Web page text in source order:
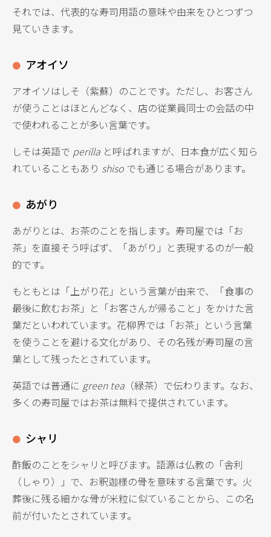
それでは、代表的な寿司用語の意味や由来をひとつずつ
見ていきます。
アオイソ
アオイソはしそ（紫蘇）のことです。ただし、お客さん
が使うことはほとんどなく、店の従業員同士の会話の中
で使われることが多い言葉です。
しそは英語で perilla と呼ばれますが、日本食が広く知ら
れていることもあり shiso でも通じる場合があります。
あがり
あがりとは、お茶のことを指します。寿司屋では「お
茶」を直接そう呼ばず、「あがり」と表現するのが一般
的です。
もともとは「上がり花」という言葉が由来で、「食事の
最後に飲むお茶」と「お客さんが帰ること」をかけた言
葉だといわれています。花柳界では「お茶」という言葉
を使うことを避ける文化があり、その名残が寿司屋の言
葉として残ったとされています。
英語では普通に green tea （緑茶）で伝わります。なお、
多くの寿司屋ではお茶は無料で提供されています。
シャリ
酢飯のことをシャリと呼びます。語源は仏教の「舎利
（しゃり）」で、お釈迦様の骨を意味する言葉です。火
葬後に残る細かな骨が米粒に似ていることから、この名
前が付いたとされています。